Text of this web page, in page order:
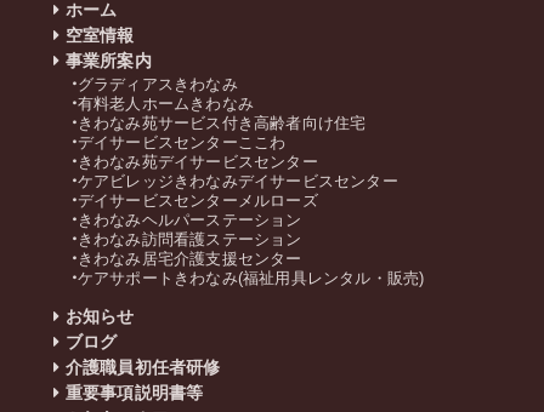
ホーム
空室情報
事業所案内
グラディアスきわなみ
有料老人ホームきわなみ
きわなみ苑サービス付き高齢者向け住宅
デイサービスセンターここわ
きわなみ苑デイサービスセンター
ケアビレッジきわなみデイサービスセンター
デイサービスセンターメルローズ
きわなみヘルパーステーション
きわなみ訪問看護ステーション
きわなみ居宅介護支援センター
ケアサポートきわなみ(福祉用具レンタル・販売)
お知らせ
ブログ
介護職員初任者研修
重要事項説明書等